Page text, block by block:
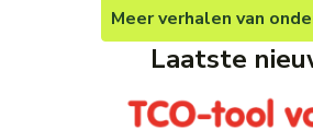
Meerverhalen van
Laatste